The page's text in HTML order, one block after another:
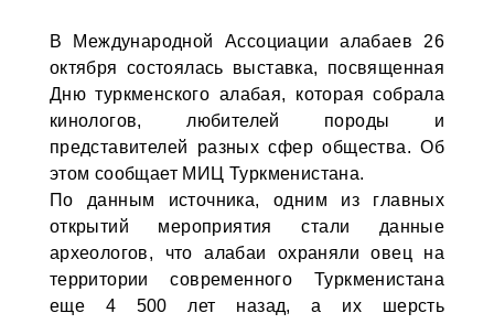
В Международной Ассоциации алабаев 26
октября состоялась выставка, посвященная
Дню туркменского алабая, которая собрала
кинологов, любителей породы и
представителей разных сфер общества. Об
этом сообщает МИЦ Туркменистана.
По данным источника, одним из главных
открытий мероприятия стали данные
археологов, что алабаи охраняли овец на
территории современного Туркменистана
еще 4 500 лет назад, а их шерсть